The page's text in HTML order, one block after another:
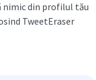
nimic din profilul tău
TweetEraser